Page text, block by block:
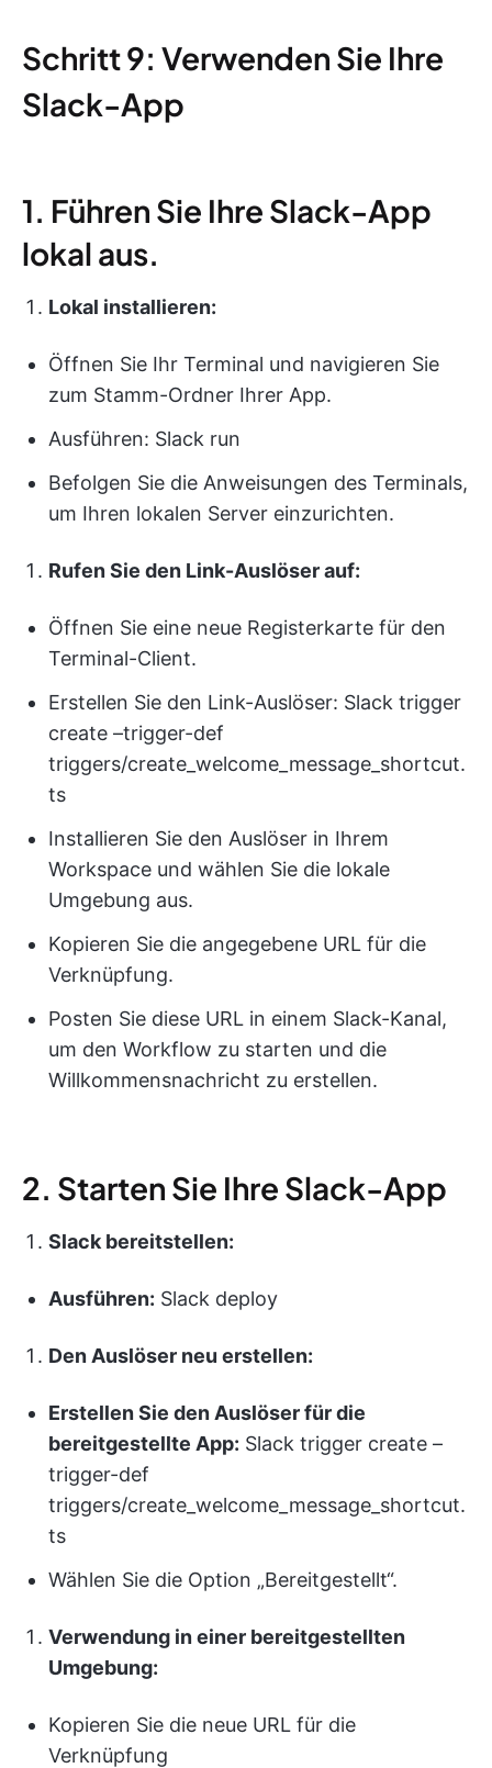
Schritt 9: Verwenden Sie Ihre
Slack-App
1. Führen Sie Ihre Slack-App
lokal aus.
Lokal installieren:
Öffnen Sie Ihr Terminal und navigieren Sie
zum Stamm-Ordner Ihrer App.
Ausführen: Slack run
Befolgen Sie die Anweisungen des Terminals,
um Ihren lokalen Server einzurichten.
Rufen Sie den Link-Auslöser auf:
Öffnen Sie eine neue Registerkarte für den
Terminal-Client.
Erstellen Sie den Link-Auslöser: Slack trigger
create –trigger-def
triggers/create_welcome_message_shortcut.
ts
Installieren Sie den Auslöser in Ihrem
Workspace und wählen Sie die lokale
Umgebung aus.
Kopieren Sie die angegebene URL für die
Verknüpfung.
Posten Sie diese URL in einem Slack-Kanal,
um den Workflow zu starten und die
Willkommensnachricht zu erstellen.
2. Starten Sie Ihre Slack-App
Slack bereitstellen:
Ausführen: Slack deploy
Den Auslöser neu erstellen:
Erstellen Sie den Auslöser für die
bereitgestellte App: Slack trigger create –
trigger-def
triggers/create_welcome_message_shortcut.
ts
Wählen Sie die Option „Bereitgestellt“.
Verwendung in einer bereitgestellten
Umgebung:
Kopieren Sie die neue URL für die
Verknüpfung